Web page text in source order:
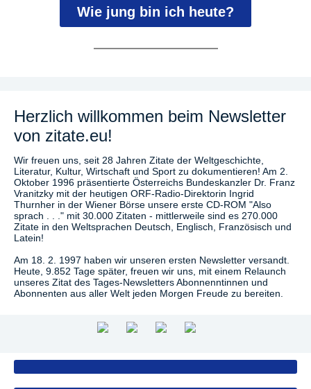
Wie jung bin ich heute?
Herzlich willkommen beim Newsletter
von zitate.eu!
Wir freuen uns, seit 28 Jahren Zitate der Weltgeschichte,
Literatur, Kultur, Wirtschaft und Sport zu dokumentieren! Am 2.
Oktober 1996 präsentierte Österreichs Bundeskanzler Dr. Franz
Vranitzky mit der heutigen ORF-Radio-Direktorin Ingrid
Thurnher in der Wiener Börse unsere erste CD-ROM "Also
sprach . . ." mit 30.000 Zitaten - mittlerweile sind es 270.000
Zitate in den Weltsprachen Deutsch, Englisch, Französisch und
Latein!
Am 18. 2. 1997 haben wir unseren ersten Newsletter versandt.
Heute, 9.852 Tage später, freuen wir uns, mit einem Relaunch
unseres Zitat des Tages-Newsletters Abonnenntinnen und
Abonnenten aus aller Welt jeden Morgen Freude zu bereiten.